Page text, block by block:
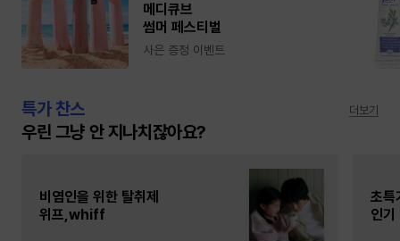
메디큐브
썸머 페스티벌
사은 증정 이벤트
특가 찬스
우린 그냥 안 지나치잖아요?
더보기
비염인을 위한 탈취제
위프,whiff
초특
인기